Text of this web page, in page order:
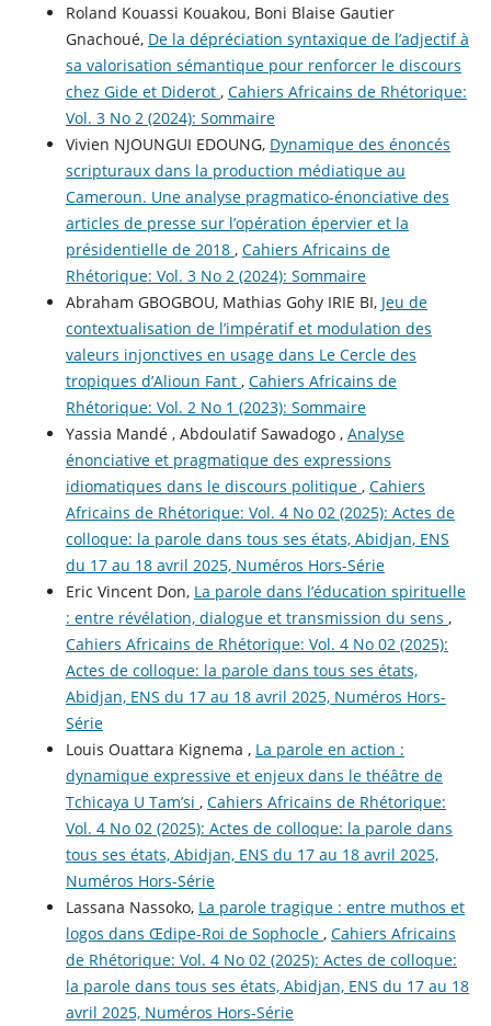
Roland Kouassi Kouakou, Boni Blaise Gautier
Gnachoué, De la dépréciation syntaxique de l’adjectif à
sa valorisation sémantique pour renforcer le discours
chez Gide et Diderot , Cahiers Africains de Rhétorique:
Vol. 3 No 2 (2024): Sommaire
Vivien NJOUNGUI EDOUNG, Dynamique des énoncés
scripturaux dans la production médiatique au
Cameroun. Une analyse pragmatico-énonciative des
articles de presse sur l’opération épervier et la
présidentielle de 2018 , Cahiers Africains de
Rhétorique: Vol. 3 No 2 (2024): Sommaire
Abraham GBOGBOU, Mathias Gohy IRIE BI, Jeu de
contextualisation de l’impératif et modulation des
valeurs injonctives en usage dans Le Cercle des
tropiques d’Alioun Fant , Cahiers Africains de
Rhétorique: Vol. 2 No 1 (2023): Sommaire
Yassia Mandé , Abdoulatif Sawadogo , Analyse
énonciative et pragmatique des expressions
idiomatiques dans le discours politique , Cahiers
Africains de Rhétorique: Vol. 4 No 02 (2025): Actes de
colloque: la parole dans tous ses états, Abidjan, ENS
du 17 au 18 avril 2025, Numéros Hors-Série
Eric Vincent Don, La parole dans l’éducation spirituelle
: entre révélation, dialogue et transmission du sens ,
Cahiers Africains de Rhétorique: Vol. 4 No 02 (2025):
Actes de colloque: la parole dans tous ses états,
Abidjan, ENS du 17 au 18 avril 2025, Numéros Hors-
Série
Louis Ouattara Kignema , La parole en action :
dynamique expressive et enjeux dans le théâtre de
Tchicaya U Tam’si , Cahiers Africains de Rhétorique:
Vol. 4 No 02 (2025): Actes de colloque: la parole dans
tous ses états, Abidjan, ENS du 17 au 18 avril 2025,
Numéros Hors-Série
Lassana Nassoko, La parole tragique : entre muthos et
logos dans Œdipe-Roi de Sophocle , Cahiers Africains
de Rhétorique: Vol. 4 No 02 (2025): Actes de colloque:
la parole dans tous ses états, Abidjan, ENS du 17 au 18
avril 2025, Numéros Hors-Série